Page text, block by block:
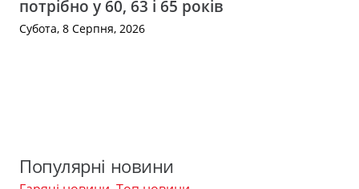
потрібно у 60, 63 і 65 років
Субота, 8 Серпня, 2026
Популярні новини